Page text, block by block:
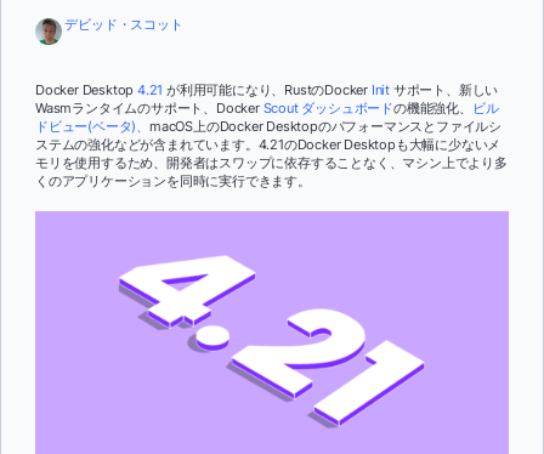
デビッド・スコット
Docker Desktop4.21 が利用可能になり、RustのDocker Init サポート、新しい
Wasmランタイムのサポート、Docker Scout ダッシュボードの機能強化、
ビル
ドビュー(ベータ)、macOS上のDocker Desktopのパフォーマンスとファイルシ
ステムの強化などが含まれています。4.21のDocker Desktopも大幅に少ないメ
モリを使用するため、開発者はスワップに依存することなく、マシン上でより多
くのアプリケーションを同時に実行できます。